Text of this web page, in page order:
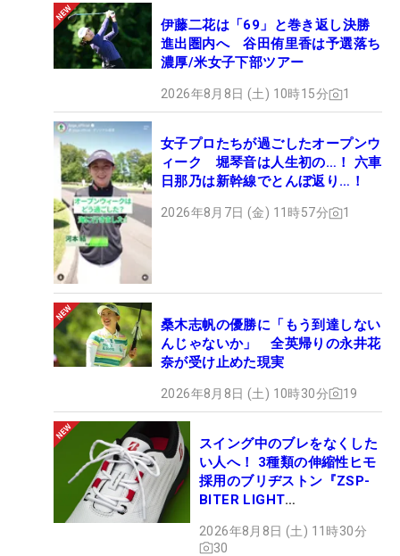
伊藤二花は「69」と巻き返し決勝
進出圏内へ 谷田侑里香は予選落ち
濃厚/米女子下部ツアー
2026年8月8日 (土) 10時15分 1
女子プロたちが過ごしたオープンウ
ィーク 堀琴音は人生初の…！ 六車
日那乃は新幹線でとんぼ返り…！
2026年8月7日 (金) 11時57分 1
桑木志帆の優勝に「もう到達しない
んじゃないか」 全英帰りの永井花
奈が受け止めた現実
2026年8月8日 (土) 10時30分 19
スイング中のブレをなくした
い人へ！ 3種類の伸縮性ヒモ
採用のブリヂストン『ZSP-
BITER LIGHT
ュー
2026年8月8日 (土) 11時30分
30